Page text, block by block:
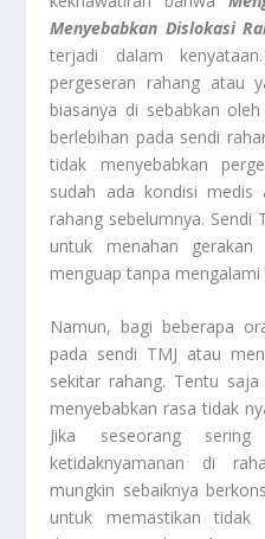
Menyebabkan Dislokasi
terjadi dalam
pergeseran rahang atau
biasanya di sebabkan
berlebihan pada sendi
tidak menyebabkan
sudah ada kondisi medis
rahang sebelumnya. Sendi
untuk menahan
menguap tanpa mengalami
Namun, bagi beberapa
pada sendi TMJ atau
sekitar rahang. Tentu
menyebabkan rasa tidak
Jika seseorang
ketidaknyamanan di
mungkin sebaiknya
untuk memastikan